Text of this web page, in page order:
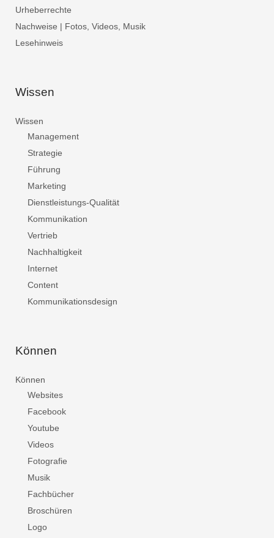
Urheberrechte
Nachweise | Fotos, Videos, Musik
Lesehinweis
Wissen
Wissen
Management
Strategie
Führung
Marketing
Dienstleistungs-Qualität
Kommunikation
Vertrieb
Nachhaltigkeit
Internet
Content
Kommunikationsdesign
Können
Können
Websites
Facebook
Youtube
Videos
Fotografie
Musik
Fachbücher
Broschüren
Logo